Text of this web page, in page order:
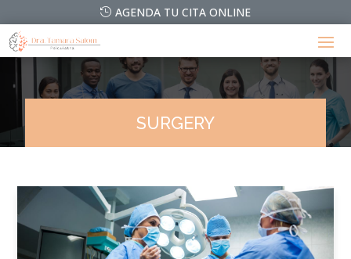
AGENDA TU CITA ONLINE
SURGERY